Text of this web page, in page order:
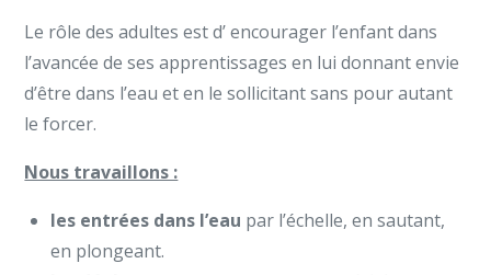
Le rôle des adultes est d’ encourager l’enfant dans
l’avancée de ses apprentissages en lui donnant envie
d’être dans l’eau et en le sollicitant sans pour autant
le forcer.
Nous travaillons :
les entrées dans l’eau par l’échelle, en sautant,
en plongeant.